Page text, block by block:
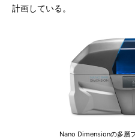
計画している。
Nano Dimensionの多層